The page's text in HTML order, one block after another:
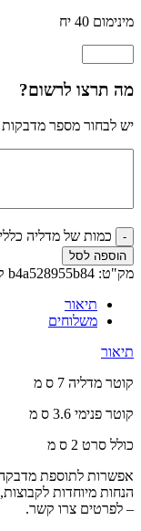
מינימום 40 יח
מה תרצו לרשום?
יש לבחור מספר
כמות של מדליה כללית 7
הוספה לסל
מק"ט: b4a528955b84
תיאור
משלוחים
תיאור
קוטר מדליה 7 ס מ
קוטר פנימי 3.6 ס מ
כולל סרט 2 ס מ
אפשרות לתוספת
הנחות מיוחדות
– לפרטים צרו קשר.